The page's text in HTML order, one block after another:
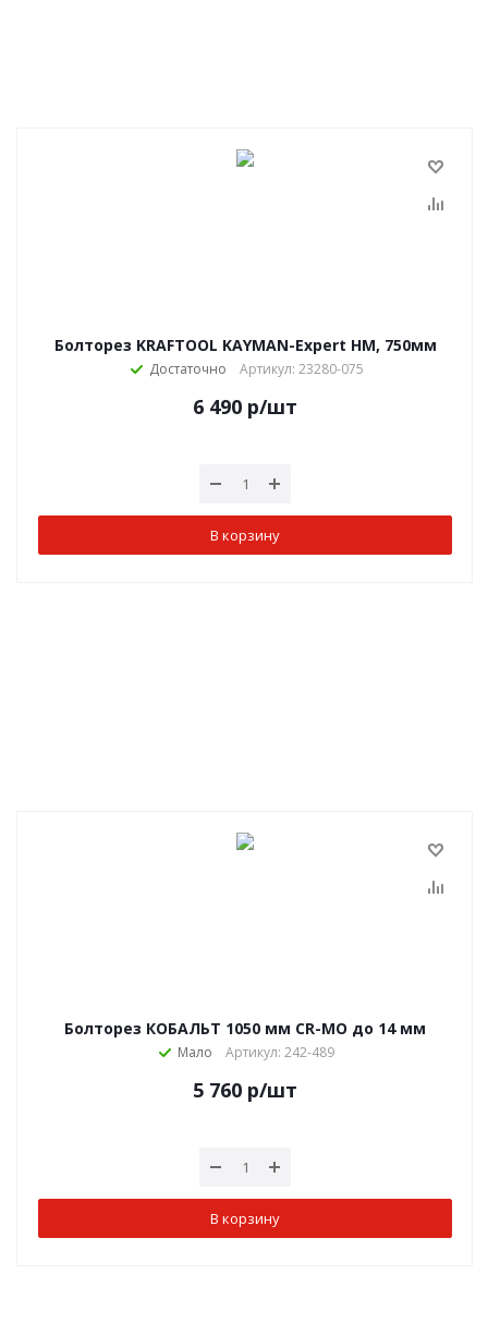
Болторез KRAFTOOL KAYMAN-Expert HM, 750мм
Достаточно Артикул: 23280-075
6 490 р/шт
В корзину
Болторез КОБАЛЬТ 1050 мм CR-MO до 14 мм
Мало Артикул: 242-489
5 760 р/шт
В корзину